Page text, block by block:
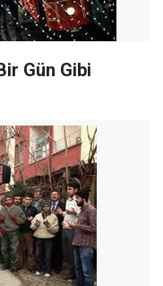
Gün Gibi